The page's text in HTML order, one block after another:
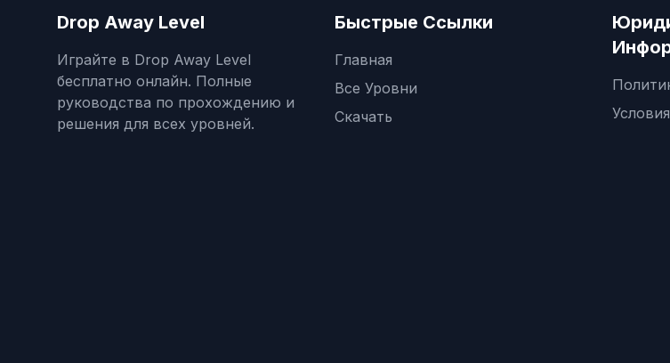
Drop Away Level
Играйте в Drop Away Level
бесплатно онлайн. Полные
руководства по прохождению и
решения для всех уровней.
Быстрые Ссылки
Главная
Все Уровни
Скачать